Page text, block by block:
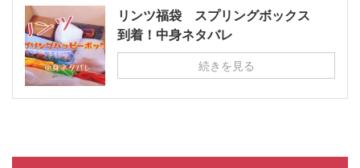
リンツ福袋 スプリングボックス
到着！中身ネタバレ
続きを見る